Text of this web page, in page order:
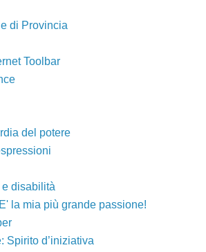
di Provincia
Toolbar
del potere
disabilità
la mia più grande passione!
Spirito d’iniziativa